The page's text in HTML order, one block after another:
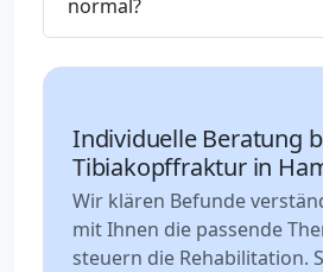
normal?
Individuelle Beratung
Tibiakopffraktur in
Wir klären Befunde
mit Ihnen die passende
steuern die Rehabilitation.